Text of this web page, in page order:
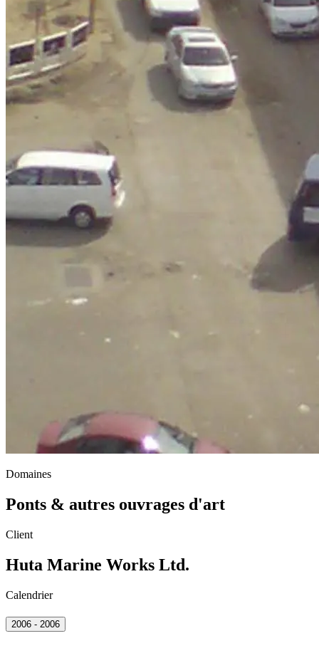
Domaines
Ponts & autres ouvrages d'art
Client
Huta Marine Works Ltd.
Calendrier
2006 - 2006